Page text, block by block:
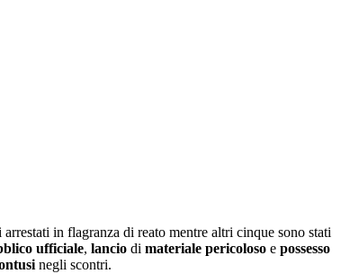
in flagranza di reato mentre altri cinque sono stati
ufficiale, lancio di materiale pericoloso e possesso
negli scontri.